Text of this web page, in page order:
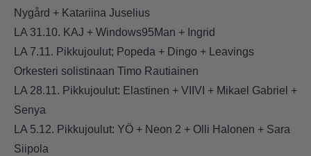
Nygård + Katariina Juselius
LA 31.10. KAJ + Windows95Man + Ingrid
LA 7.11. Pikkujoulut; Popeda + Dingo + Leavings
Orkesteri solistinaan Timo Rautiainen
LA 28.11. Pikkujoulut: Elastinen + VIIVI + Mikael Gabriel +
Senya
LA 5.12. Pikkujoulut: YÖ + Neon 2 + Olli Halonen + Sara
Siipola